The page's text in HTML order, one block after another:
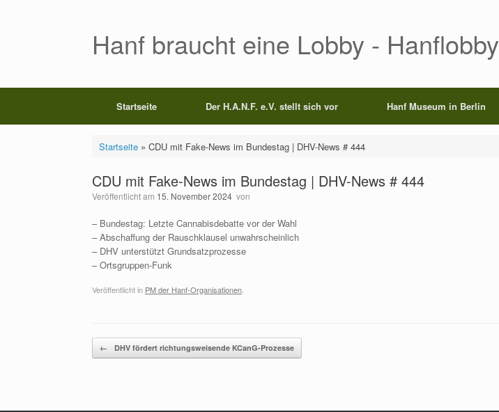
Hanf braucht eine Lobby - Hanflobby
Startseite Der H.A.N.F. e.V. stellt sich vor Hanf Museum in Berlin
Startseite» CDU mit Fake-News im Bundestag | DHV-News # 444
CDU mit Fake-News im Bundestag | DHV-News # 444
Veröffentlicht am 15. November 2024 von
– Bundestag: Letzte Cannabisdebatte vor der Wahl
– Abschaffung der Rauschklausel unwahrscheinlich
– DHV unterstützt Grundsatzprozesse
– Ortsgruppen-Funk
Veröffentlicht in PM der Hanf-Organisationen
Beitragsnavigation
← DHV fördert richtungsweisende KCanG-Prozesse